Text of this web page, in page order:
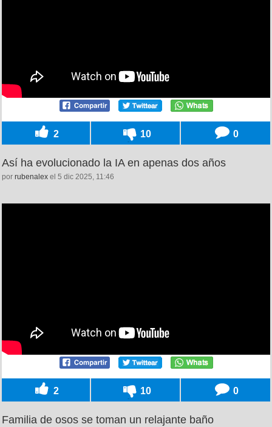
2 10 0
Así ha evolucionado la IA en apenas dos años
por rubenalex el 5 dic 2025, 11:46
2 10 0
Familia de osos se toman un relajante baño